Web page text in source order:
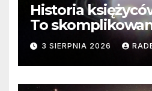
Historia
To
3 SIERPNIA 2026